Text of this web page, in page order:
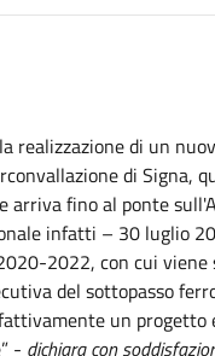
realizzazione di un
di Signa,
arriva fino al ponte
infatti – 30 luglio
2022, con cui
del sottopasso
un
- dichiara con